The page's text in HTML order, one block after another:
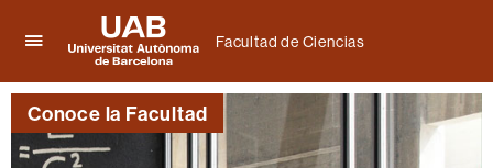
aquí
para
desplegar
el
Universitat
Autònoma
de
Barcelona
Facultad de Ciencias
Conoce la Facultad